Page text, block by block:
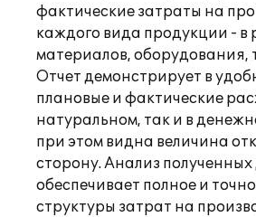
фактические затраты на
каждого вида продукции - в
материалов, оборудования,
Отчет демонстрирует в
плановые и фактические
натуральном, так и в
при этом видна величина
сторону. Анализ
обеспечивает полное и
структуры затрат на